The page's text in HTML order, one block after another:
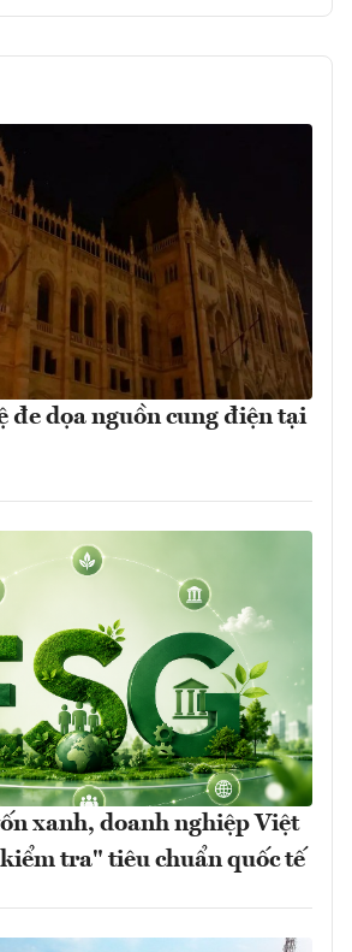
đe dọa nguồn cung điện tại
xanh, doanh nghiệp Việt
tra" tiêu chuẩn quốc tế